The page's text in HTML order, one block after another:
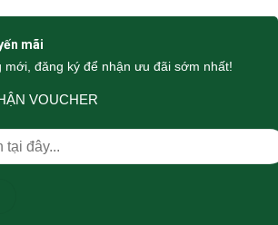
mãi
mới, đăng ký để nhận ưu đãi sớm nhất!
VOUCHER